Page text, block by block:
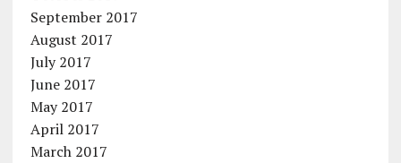
September 2017
August 2017
July 2017
June 2017
May 2017
April 2017
March 2017